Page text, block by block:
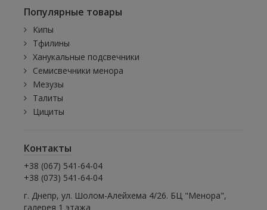
Популярные товары
Кипы
Тфилины
Ханукальные подсвечники
Семисвечники менора
Мезузы
Талиты
Цициты
Контакты
+38 (067) 541-64-04
+38 (073) 541-64-04
г. Днепр, ул. Шолом-Алейхема 4/26. БЦ "Менора",
галерея 1 этажа